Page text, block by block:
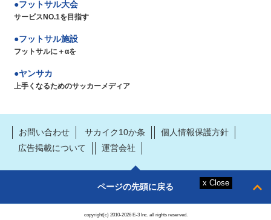
フットサル大会
サービスNO.1を目指す
フットサル施設
フットサルに＋αを
ヤンサカ
上手くなるためのサッカーメディア
お問い合わせ サカイク10か条
個人情報保護方針
広告掲載について
運営会社
ページの先頭に戻る
copyright(c) 2010-2026 E-3 Inc. all rights reserved.